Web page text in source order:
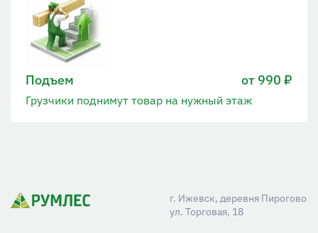
Подъем от 990 ₽
Грузчики поднимут товар на нужный этаж
г. Ижевск, деревня Пирогово
ул. Торговая, 18